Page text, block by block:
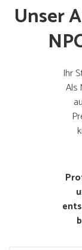
Unser
Ihr
Als